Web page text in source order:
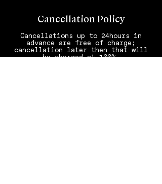
Cancellation Policy
Cancellations up to 24hours in
advance are free of charge;
cancellation later then that will
be charged at 100%.